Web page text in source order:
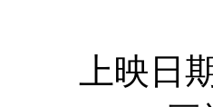
上映日